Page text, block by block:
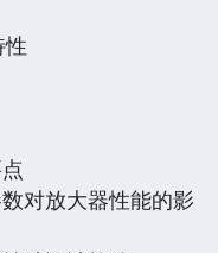
放大器性能的影